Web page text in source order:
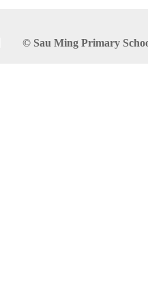
© Sau Ming Primary